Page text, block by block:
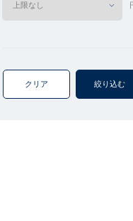
クリア 絞り込む